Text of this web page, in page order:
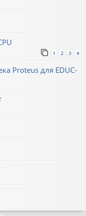
1 2 3 4
Proteus для EDUC-